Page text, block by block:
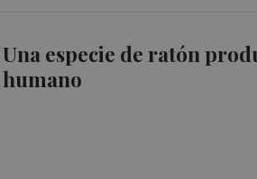
Una especie de ratón
humano